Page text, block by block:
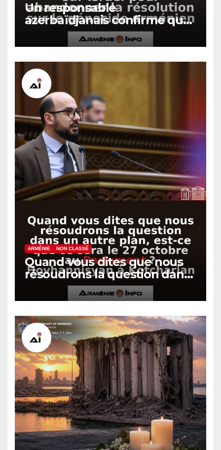
Un responsable
azerbaïdjanais confirme que
Bakou a fait pression sur
Israël pour abandonner la
arménien
ARMÉNIE NON CLASSÉ
Quand vous dites que nous
résoudrons la question dans
un autre plan, est-ce que ce
sera le 27 octobre au
Kotcharian